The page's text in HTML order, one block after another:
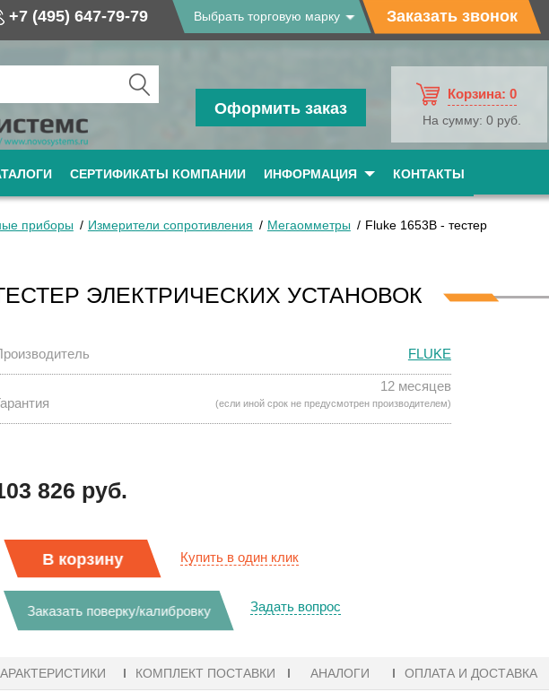
+7 (495) 647-79-79 Выбрать торговую марку Заказать звонок
Оформить заказ
Корзина: 0
На сумму: 0 руб.
СЕРТИФИКАТЫ КОМПАНИИ ИНФОРМАЦИЯ КОНТАКТЫ
приборы Измерители сопротивления Мегаомметры
Fluke 1653B - тестер
ТЕСТЕР ЭЛЕКТРИЧЕСКИХ УСТАНОВОК
FLUKE
12 месяцев
(если иной срок не предусмотрен производителем)
826 руб.
В корзину Купить в один клик
Заказать поверку/калибровку Задать вопрос
КОМПЛЕКТ ПОСТАВКИ АНАЛОГИ ОПЛАТА И ДОСТАВКА